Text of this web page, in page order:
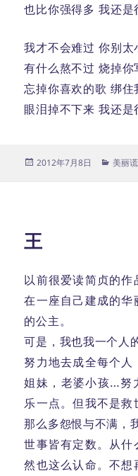
也比你强得多 我还是
我才不会难过 你别太
有什么熬不过 烧掉你
忘掉你喜欢的歌 绑住
眼泪掉不下来 我还是
发
2012年7月8日
分
美丽
王
以前很爱读简贞的
在一座自己建成的
的公主。
可是，我也我一个人
努力地去成全每个
姐妹，老婆小孩…努
乐一点。但我不是
那么多怨恨与不满，
世事皆有定数。从
然也这么认命。不想